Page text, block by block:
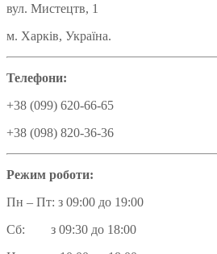
вул. Мистецтв, 1
м. Харків, Україна.
Телефони:
+38 (099) 620-66-65
+38 (098) 820-36-36
Режим роботи:
Пн – Пт: з 09:00 до 19:00
Сб: з 09:30 до 18:00